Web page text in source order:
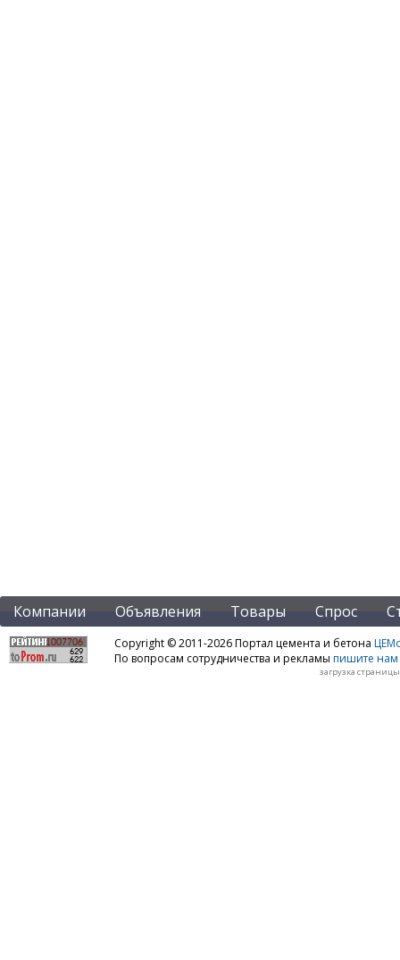
Компании Объявления Товары Спрос
Copyright © 2011-2026 Портал цемента и бетона
По вопросам сотрудничества и рекламы пишите нам
загрузка